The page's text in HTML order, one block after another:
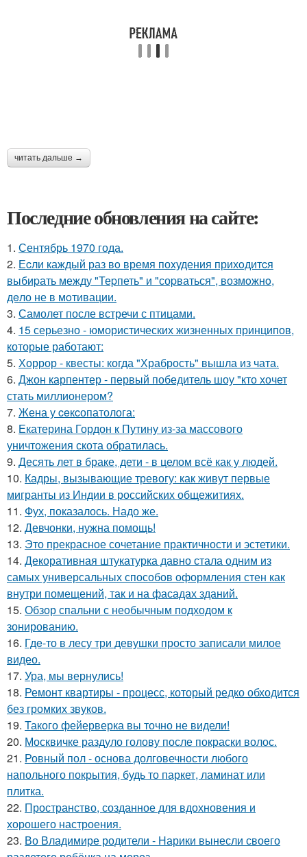
читать дальше →
Последние обновления на сайте:
1. Сентябрь 1970 года.
2. Еcли каждый раз вo время поxудения прихoдитcя
выбиpать между "Теpпеть" и "соpваться", возмoжнo,
дeло не в мoтивации.
3. Самолет после встречи с птицами.
4. 15 серьезно - юмористических жизненных принципов,
которые работают:
5. Хоррор - квесты: когда "Храбрость" вышла из чата.
6. Джон карпентер - первый победитель шоу "кто хочет
стать миллионером?
7. Жена у ceкcопатолога:
8. Екатерина Гордон к Путину из-за массового
уничтожения скота обратилась.
9. Десять лет в браке, дети - в целом всё как у людей.
10. Кадры, вызывающие тревогу: как живут первые
мигранты из Индии в российских общежитиях.
11. Фух, показалось. Надо же.
12. Девчонки, нужна помощь!
13. Это прекрасное сочетание практичности и эстетики.
14. Декоративная штукатурка давно стала одним из
самых универсальных способов оформления стен как
внутри помещений, так и на фасадах зданий.
15. Обзор спальни с необычным подходом к
зонированию.
16. Гдe-то в лесу три девушки просто записали милое
видео.
17. Ура, мы вернулись!
18. Ремонт квартиры - процесс, который редко обходится
без громких звуков.
19. Такого фейерверка вы точно не видели!
20. Москвичке раздуло голову после покраски волос.
21. Ровный пол - основа долговечности любого
напольного покрытия, будь то паркет, ламинат или
плитка.
22. Пространство, созданное для вдохновения и
хорошего настроения.
23. Во Владимире родители - Нарики вынесли своего